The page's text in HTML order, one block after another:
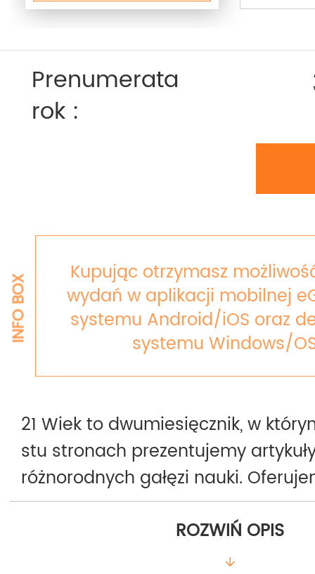
Prenumerata
rok :
INFO BOX
Kupując otrzymasz
wydań w aplikacji mobilnej
systemu Android/iOS oraz
systemu Windows/
21 Wiek to dwumiesięcznik, w
stu stronach prezentujemy
różnorodnych gałęzi nauki.
Czytelnikowi najnowsze
takich jak antropologia,
architektura, astronomia,
ROZWIŃ OPIS